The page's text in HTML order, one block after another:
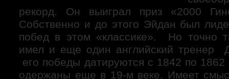
хроника скачек
Лошади
Родоначальники
Матки
Ипподромы
Российские ипподромы
Пятигорский ипподром
Зарубежные ипподромы
рекорд. Он выиграл приз «2000
Собственно и до этого Эйдан был
побед в этом «классике». Но точно
имел и еще один английский тренер
его победы датируются с 1842 по
одержаны еще в 19-м веке. Имеет